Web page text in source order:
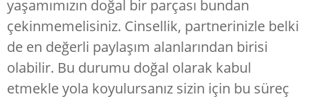
yaşamımızın doğal bir parçası bundan
çekinmemelisiniz. Cinsellik, partnerinizle belki
de en değerli paylaşım alanlarından birisi
olabilir. Bu durumu doğal olarak kabul
etmekle yola koyulursanız sizin için bu süreç